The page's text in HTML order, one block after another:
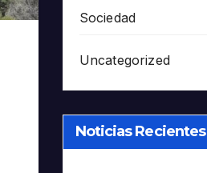
Sociedad
Uncategorized
Noticias Recientes